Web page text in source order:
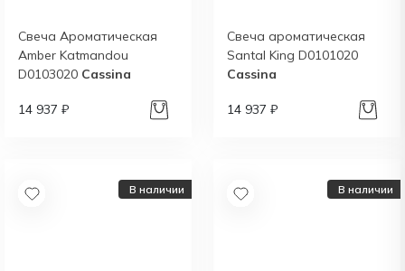
Свеча Ароматическая
Amber Katmandou
D0103020 Cassina
14 937 ₽
Свеча ароматическая
Santal King D0101020
Cassina
14 937 ₽
В наличии В наличии